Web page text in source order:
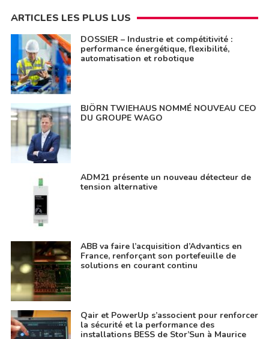
ARTICLES LES PLUS LUS
DOSSIER – Industrie et compétitivité :
performance énergétique, flexibilité,
automatisation et robotique
BJÖRN TWIEHAUS NOMMÉ NOUVEAU CEO
DU GROUPE WAGO
ADM21 présente un nouveau détecteur de
tension alternative
ABB va faire l’acquisition d’Advantics en
France, renforçant son portefeuille de
solutions en courant continu
Qair et PowerUp s’associent pour renforcer
la sécurité et la performance des
installations BESS de Stor’Sun à Maurice